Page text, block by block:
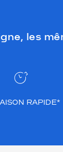
les
RAPIDE*